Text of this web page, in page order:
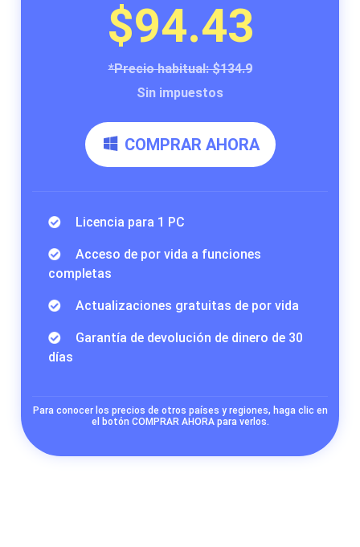
$94.43
*Precio habitual: $134.9
Sin impuestos
COMPRAR AHORA
Licencia para 1 PC
Acceso de por vida a funciones
completas
Actualizaciones gratuitas de por vida
Garantía de devolución de dinero de 30
días
Para conocer los precios de otros países y regiones, haga clic en
el botón COMPRAR AHORA para verlos.